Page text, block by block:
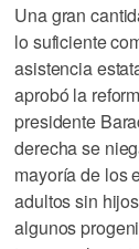
Una gran
lo suficiente
asistencia
aprobó la
presidente
derecha se
mayoría de los
adultos sin
algunos